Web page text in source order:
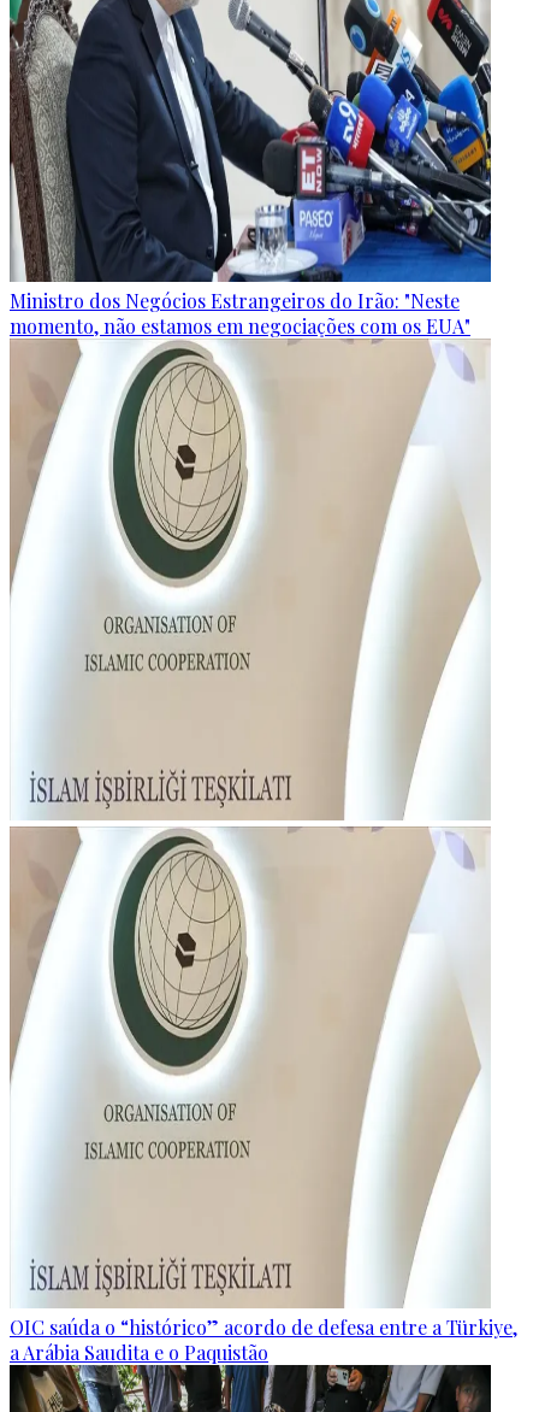
Ministro dos Negócios Estrangeiros do Irão: "Neste
momento, não estamos em negociações com os EUA"
OIC saúda o “histórico” acordo de defesa entre a Türkiye,
a Arábia Saudita e o Paquistão